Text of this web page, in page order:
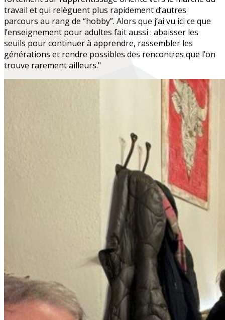
travail et qui relèguent plus rapidement d’autres
parcours au rang de “hobby”. Alors que j’ai vu ici ce que
l’enseignement pour adultes fait aussi : abaisser les
seuils pour continuer à apprendre, rassembler les
générations et rendre possibles des rencontres que l’on
trouve rarement ailleurs."